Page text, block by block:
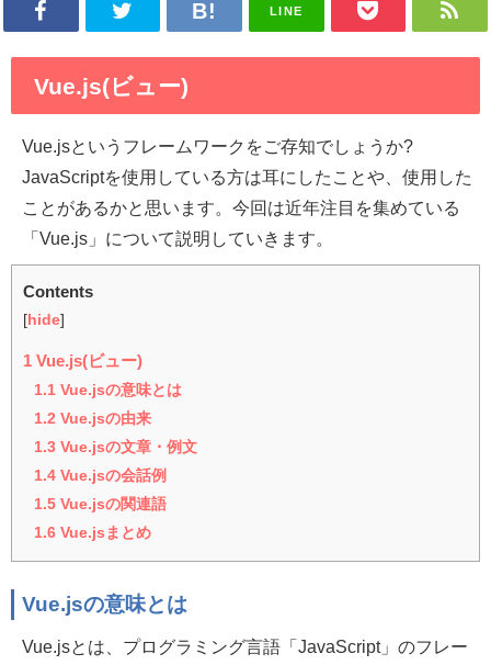
LINE
Vue.js(ビュー)
Vue.jsというフレームワークをご存知でしょうか?
JavaScriptを使用している方は耳にしたことや、使用した
ことがあるかと思います。今回は近年注目を集めている
「Vue.js」について説明していきます。
Contents
[ hide]
1 Vue.js(ビュー)
1.1 Vue.jsの意味とは
1.2 Vue.jsの由来
1.3 Vue.jsの文章・例文
1.4 Vue.jsの会話例
1.5 Vue.jsの関連語
1.6 Vue.jsまとめ
Vue.jsの意味とは
Vue.jsとは、プログラミング言語「JavaScript」のフレー